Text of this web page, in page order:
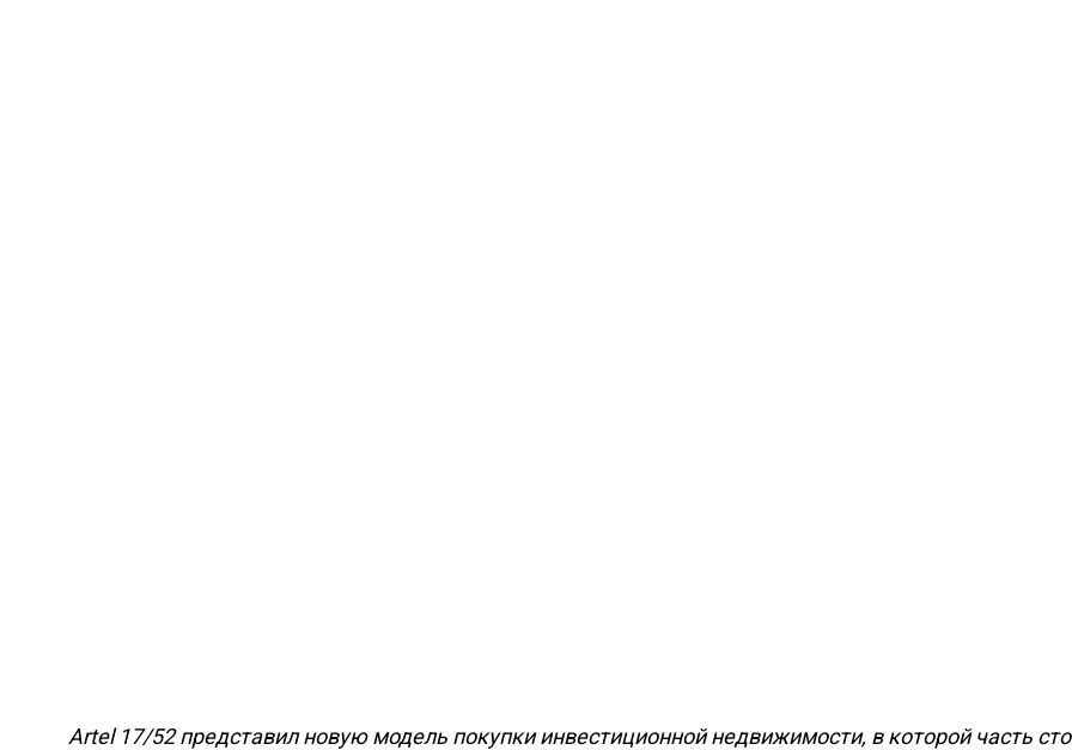
Artel 17/52 представил новую модель покупки инвестиционной недвижимости, в которой часть